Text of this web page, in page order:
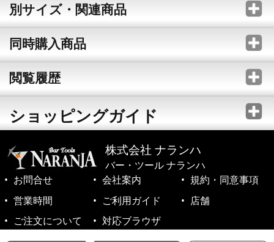
別サイズ・関連商品
同時購入商品
閲覧履歴
ショッピングガイド
株式会社 ナランハ
バー・ツール ナランハ
お問合せ
会社案内
規約・同意事項
営業時間
ご利用ガイド
店舗
ご注文について
対応ブラウザ
©1999-2026 NARANJA Inc. All Rights Reserved.